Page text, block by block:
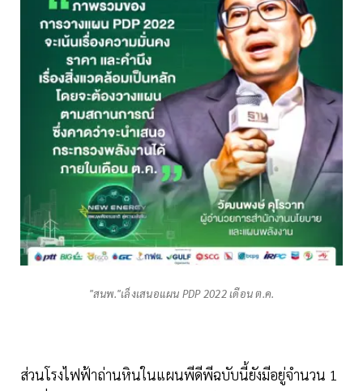
"สนพ."เล็งเสนอแผน PDP 2022 เดือน ต.ค.
ส่วนโรงไฟฟ้าถ่านหินในแผนพีดีพีฉบับนี้ยังมีอยู่จำนวน 1